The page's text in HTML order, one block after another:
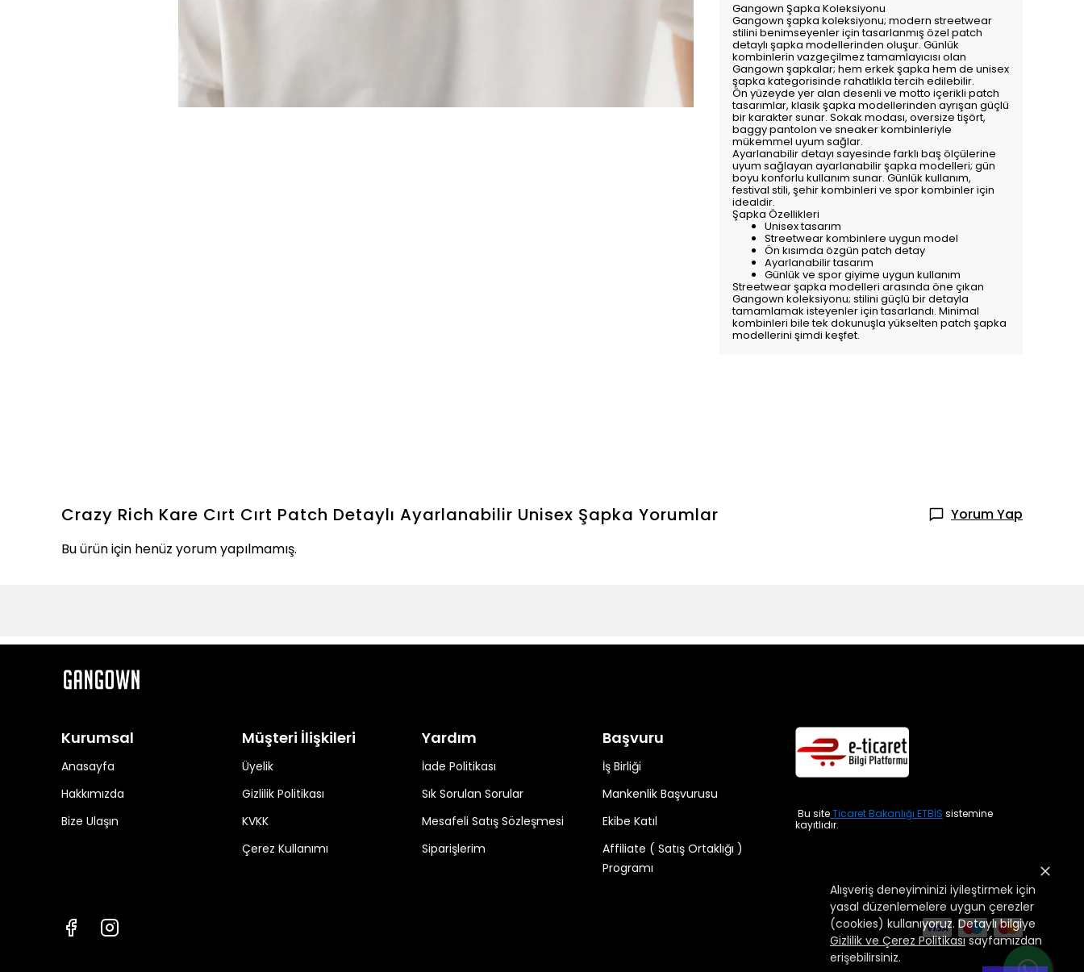
Alışveriş deneyiminizi iyileştirmek için
yasal düzenlemelere uygun çerezler
(cookies) kullanıyoruz. Detaylı bilgiye
Gizlilik ve Çerez Politikasısayfamızdan
erişebilirsiniz.
Gangown Şapka Koleksiyonu
Gangown şapka koleksiyonu; modern streetwear
stilini benimseyenler için tasarlanmış özel patch
detaylı şapka modellerinden oluşur. Günlük
kombinlerin vazgeçilmez tamamlayıcısı olan
Gangown şapkalar; hem erkek şapka hem de unisex
şapka kategorisinde rahatlıkla tercih edilebilir.
Ön yüzeyde yer alan desenli ve motto içerikli patch
tasarımlar, klasik şapka modellerinden ayrışan güçlü
bir karakter sunar. Sokak modası, oversize tişört,
baggy pantolon ve sneaker kombinleriyle
mükemmel uyum sağlar.
Ayarlanabilir detayı sayesinde farklı baş ölçülerine
uyum sağlayan ayarlanabilir şapka modelleri; gün
boyu konforlu kullanım sunar. Günlük kullanım,
festival stili, şehir kombinleri ve spor kombinler için
idealdir.
Şapka Özellikleri
Unisex tasarım
Streetwear kombinlere uygun model
Ön kısımda özgün patch detay
Ayarlanabilir tasarım
Günlük ve spor giyime uygun kullanım
Streetwear şapka modelleri arasında öne çıkan
Gangown koleksiyonu; stilini güçlü bir detayla
tamamlamak isteyenler için tasarlandı. Minimal
kombinleri bile tek dokunuşla yükselten patch şapka
modellerini şimdi keşfet.
Crazy Rich Kare Cırt Cırt Patch Detaylı Ayarlanabilir Unisex Şapka Yorumlar
Yorum Yap
Bu ürün için henüz yorum yapılmamış.
Kurumsal
Anasayfa
Hakkımızda
Bize Ulaşın
Müşteri İlişkileri
Üyelik
Gizlilik Politikası
KVKK
Çerez Kullanımı
Yardım
İade Politikası
Sık Sorulan Sorular
Mesafeli Satış Sözleşmesi
Siparişlerim
Başvuru
İş Birliği
Mankenlik Başvurusu
Ekibe Katıl
Affiliate ( Satış Ortaklığı )
Programı
Bu siteTicaret Bakanlığı ETBİS sistemine
kayıtlıdır.